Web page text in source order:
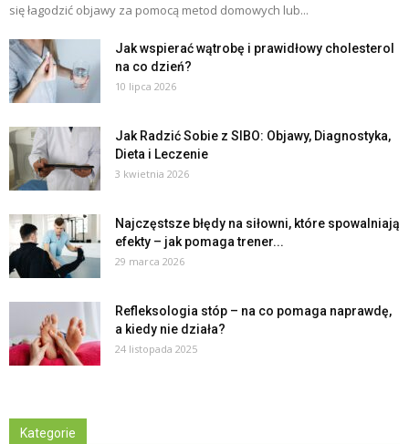
się łagodzić objawy za pomocą metod domowych lub...
Jak wspierać wątrobę i prawidłowy cholesterol
na co dzień?
10 lipca 2026
Jak Radzić Sobie z SIBO: Objawy, Diagnostyka,
Dieta i Leczenie
3 kwietnia 2026
Najczęstsze błędy na siłowni, które spowalniają
efekty – jak pomaga trener...
29 marca 2026
Refleksologia stóp – na co pomaga naprawdę,
a kiedy nie działa?
24 listopada 2025
Kategorie